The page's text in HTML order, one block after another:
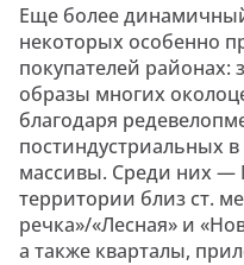
Еще более
некоторых особенно
покупателей районах:
образы многих
благодаря
постиндустриальных
массивы. Среди них —
территории близ ст.
речка»/«Лесная» и
а также кварталы,